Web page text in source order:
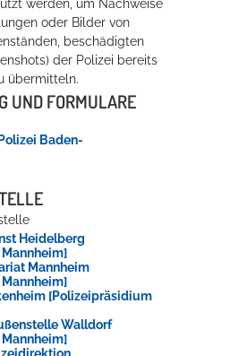
das rauschende Meer im
die pure Entspannung auf der
werden, um Nachweise
oder Bilder von
beschädigten
der Polizei bereits
übermitteln.
UND FORMULARE
Baden-
Heidelberg
Mannheim
[Polizeipräsidium
Walldorf